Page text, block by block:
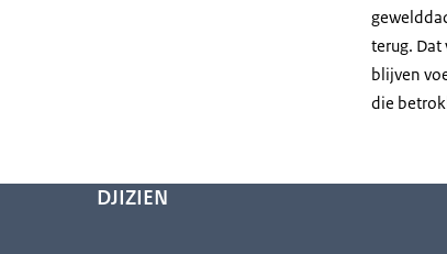
terug.
blijven
die
DJIZIEN